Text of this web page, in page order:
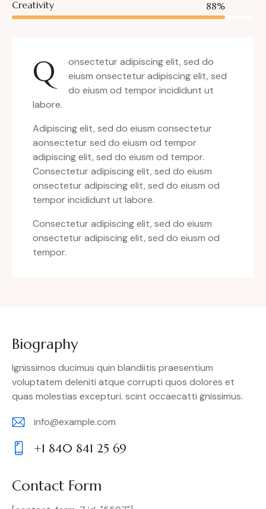
Creativity 88%
Q
onsectetur adipiscing elit, sed do
eiusm onsectetur adipiscing elit, sed
do eiusm od tempor incididunt ut
labore.
Adipiscing elit, sed do eiusm consectetur
aonsectetur sed do eiusm od tempor
adipiscing elit, sed do eiusm od tempor.
Consectetur adipiscing elit, sed do eiusm
onsectetur adipiscing elit, sed do eiusm od
tempor incididunt ut labore.
Consectetur adipiscing elit, sed do eiusm
onsectetur adipiscing elit, sed do eiusm od
tempor.
Biography
Ignissimos ducimus quin blandiitis praesentium
voluptatem deleniti atque corrupti quos dolores et
quas molestias excepturi. scint occaecatti gnissimus.
E-
m
info@example.com
on
+1 840 841 25 69
Contact Form